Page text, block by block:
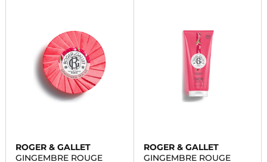
ROGER & GALLET
GINGEMBRE ROUGE
ROGER & GALLET
GINGEMBRE ROUGE